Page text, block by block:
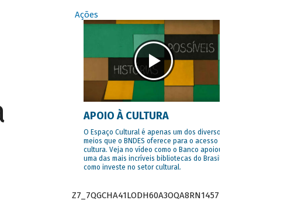
Ações
APOIO À CULTURA
O Espaço Cultural é apenas um dos diversos
meios que o BNDES oferece para o acesso à
cultura. Veja no vídeo como o Banco apoiou
uma das mais incríveis bibliotecas do Brasil e
como investe no setor cultural.
Z7_7QGCHA41LODH60A3OQA8RN1457